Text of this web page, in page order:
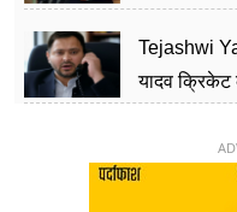
Tejashwi
यादव क्रिकेट